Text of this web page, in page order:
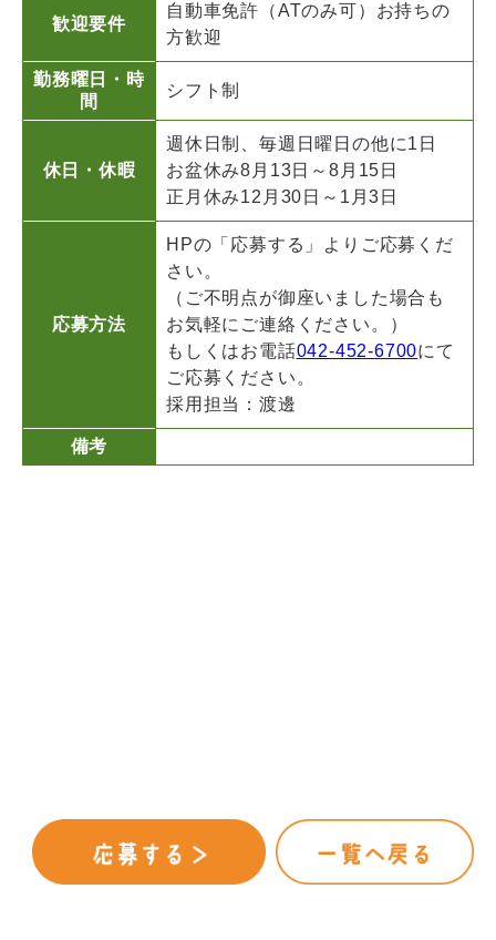
歓迎要件
自動車免許（ATのみ可）お持ちの
方歓迎
勤務曜日・時
間
シフト制
休日・休暇
週休日制、毎週日曜日の他に1日
お盆休み8月13日～8月15日
正月休み12月30日～1月3日
応募方法
HPの「応募する」よりご応募くだ
さい。
（ご不明点が御座いました場合も
お気軽にご連絡ください。）
もしくはお電話042-452-6700にて
ご応募ください。
採用担当：渡邊
備考